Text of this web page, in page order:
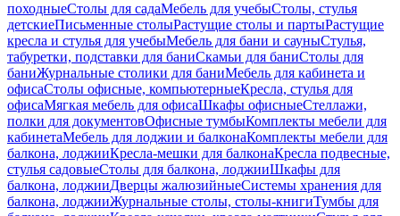
походныеСтолы для садаМебель для учебыСтолы, стулья
детскиеПисьменные столыРастущие столы и партыРастущие
кресла и стулья для учебыМебель для бани и сауныСтулья,
табуретки, подставки для баниСкамьи для баниСтолы для
баниЖурнальные столики для баниМебель для кабинета и
офисаСтолы офисные, компьютерныеКресла, стулья для
офисаМягкая мебель для офисаШкафы офисныеСтеллажи,
полки для документовОфисные тумбыКомплекты мебели для
кабинетаМебель для лоджии и балконаКомплекты мебели для
балкона, лоджииКресла-мешки для балконаКресла подвесные,
стулья садовыеСтолы для балкона, лоджииШкафы для
балкона, лоджииДверцы жалюзийныеСистемы хранения для
балкона, лоджииЖурнальные столы, столы-книгиТумбы для